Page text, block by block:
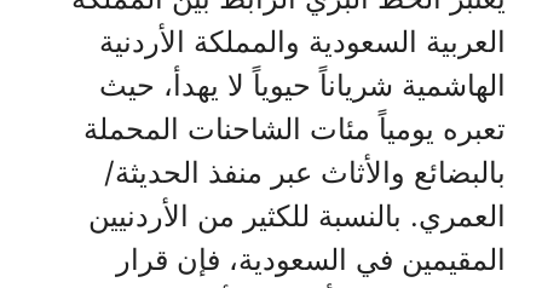
العربية السعودية والمملكة الأردنية
الهاشمية شرياناً حيوياً لا يهدأ، حيث
تعبره يومياً مئات الشاحنات المحملة
بالبضائع والأثاث عبر منفذ الحديثة/
العمري. بالنسبة للكثير من الأردنيين
المقيمين في السعودية، فإن قرار